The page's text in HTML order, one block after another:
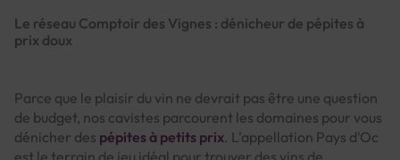
Le réseau Comptoir des Vignes : dénicheur de pépites à
prix doux
Parce que le plaisir du vin ne devrait pas être une question
de budget, nos cavistes parcourent les domaines pour vous
dénicher des pépites à petits prix. L'appellation Pays d'Oc
est le terrain de jeu idéal pour trouver des vins de